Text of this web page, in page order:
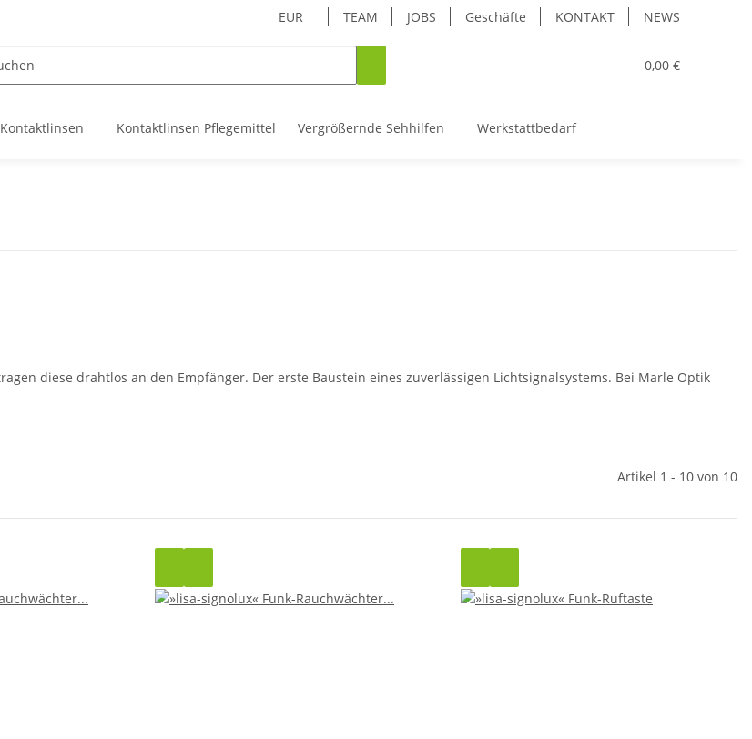
EUR TEAM JOBS Geschäfte KONTAKT NEWS
0,00 €
Kontaktlinsen Kontaktlinsen Pflegemittel Vergrößernde Sehhilfen Werkstattbedarf
diese drahtlos an den Empfänger. Der erste Baustein eines zuverlässigen Lichtsignalsystems. Bei Marle Optik
Artikel 1 - 10 von 10